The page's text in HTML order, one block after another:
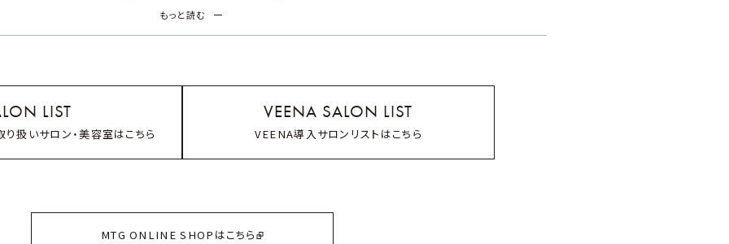
お手数をお掛けしますがご来店前にお電話にてご確認をお願い致します。
もっと読む
LIST
扱いサロン・美容室はこちら
VEENA SALON LIST
VEENA導入サロンリストはこちら
MTG ONLINE SHOPはこちら